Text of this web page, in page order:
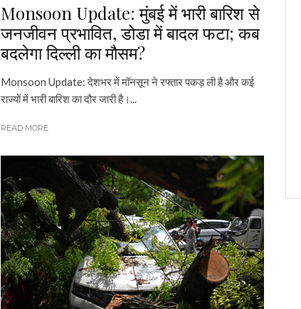
Monsoon Update: मुंबई में भारी बारिश से
जनजीवन प्रभावित, डोडा में बादल फटा; कब
बदलेगा दिल्ली का मौसम?
Monsoon Update: देशभर में मॉनसून ने रफ्तार पकड़ ली है और कई
राज्यों में भारी बारिश का दौर जारी है।...
READ MORE